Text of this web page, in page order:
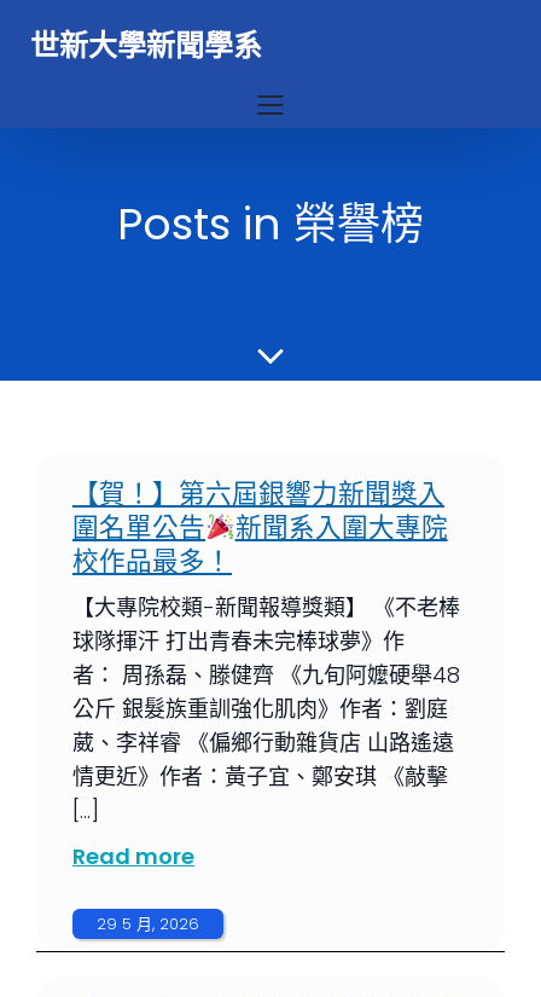
世新大學新聞學系
Posts in 榮譽榜
【賀！】第六屆銀響力新聞獎入
圍名單公告
新聞系入圍大專院
校作品最多！
【大專院校類-新聞報導獎類】 《不老棒
球隊揮汗 打出青春未完棒球夢》作
者： 周孫磊、滕健齊 《九旬阿嬤硬舉48
公斤 銀髮族重訓強化肌肉》作者：劉庭
葳、李祥睿 《偏鄉行動雜貨店 山路遙遠
情更近》作者：黃子宜、鄭安琪 《敲擊
[…]
Read more
29 5 月, 2026